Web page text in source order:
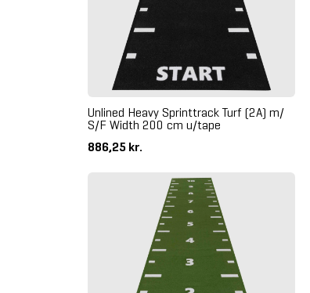
Unlined Heavy Sprinttrack Turf (2A) m/
S/F Width 200 cm u/tape
886,25 kr.